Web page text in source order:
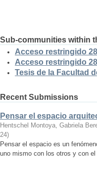
Sub-communities within
Acceso restringido
Acceso restringido
Tesis de la Facultad
Recent Submissions
Pensar el espacio
Hentschel Montoya, Gabriela
24)
Pensar el espacio es un
uno mismo con los otros y con